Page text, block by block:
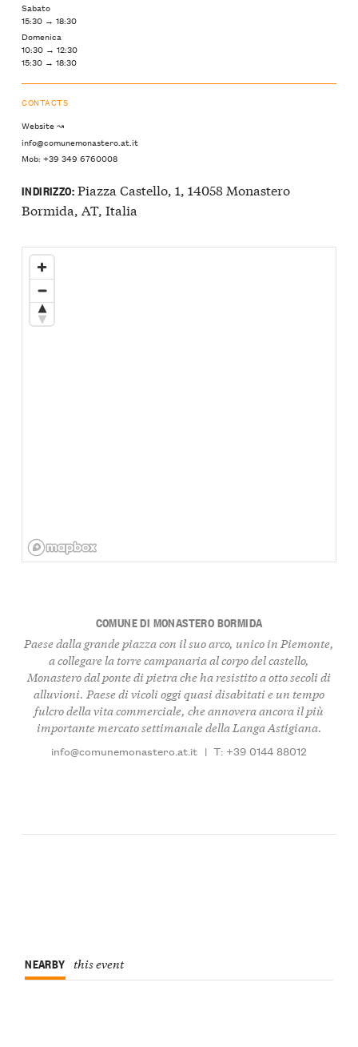
Sabato
15:30 → 18:30
Domenica
10:30 → 12:30
15:30 → 18:30
CONTACTS
Website ↝
info@comunemonastero.at.it
Mob: +39 349 6760008
INDIRIZZO:Piazza Castello, 1, 14058 Monastero
Bormida, AT, Italia
COMUNE DI MONASTERO BORMIDA
Paese dalla grande piazza con il suo arco, unico in Piemonte,
a collegare la torre campanaria al corpo del castello,
Monastero dal ponte di pietra che ha resistito a otto secoli di
alluvioni. Paese di vicoli oggi quasi disabitati e un tempo
fulcro della vita commerciale, che annovera ancora il più
importante mercato settimanale della Langa Astigiana.
info@comunemonastero.at.it | T: +39 0144 88012
NEARBY this event